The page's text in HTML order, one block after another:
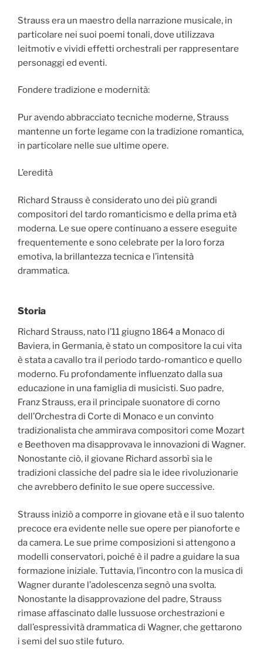
Strauss era un maestro della narrazione musicale, in
particolare nei suoi poemi tonali, dove utilizzava
leitmotiv e vividi effetti orchestrali per rappresentare
personaggi ed eventi.
Fondere tradizione e modernità:
Pur avendo abbracciato tecniche moderne, Strauss
mantenne un forte legame con la tradizione romantica,
in particolare nelle sue ultime opere.
L’eredità
Richard Strauss è considerato uno dei più grandi
compositori del tardo romanticismo e della prima età
moderna. Le sue opere continuano a essere eseguite
frequentemente e sono celebrate per la loro forza
emotiva, la brillantezza tecnica e l’intensità
drammatica.
Storia
Richard Strauss, nato l’11 giugno 1864 a Monaco di
Baviera, in Germania, è stato un compositore la cui vita
è stata a cavallo tra il periodo tardo-romantico e quello
moderno. Fu profondamente influenzato dalla sua
educazione in una famiglia di musicisti. Suo padre,
Franz Strauss, era il principale suonatore di corno
dell’Orchestra di Corte di Monaco e un convinto
tradizionalista che ammirava compositori come Mozart
e Beethoven ma disapprovava le innovazioni di Wagner.
Nonostante ciò, il giovane Richard assorbì sia le
tradizioni classiche del padre sia le idee rivoluzionarie
che avrebbero definito le sue opere successive.
Strauss iniziò a comporre in giovane età e il suo talento
precoce era evidente nelle sue opere per pianoforte e
da camera. Le sue prime composizioni si attengono a
modelli conservatori, poiché è il padre a guidare la sua
formazione iniziale. Tuttavia, l’incontro con la musica di
Wagner durante l’adolescenza segnò una svolta.
Nonostante la disapprovazione del padre, Strauss
rimase affascinato dalle lussuose orchestrazioni e
dall’espressività drammatica di Wagner, che gettarono
i semi del suo stile futuro.